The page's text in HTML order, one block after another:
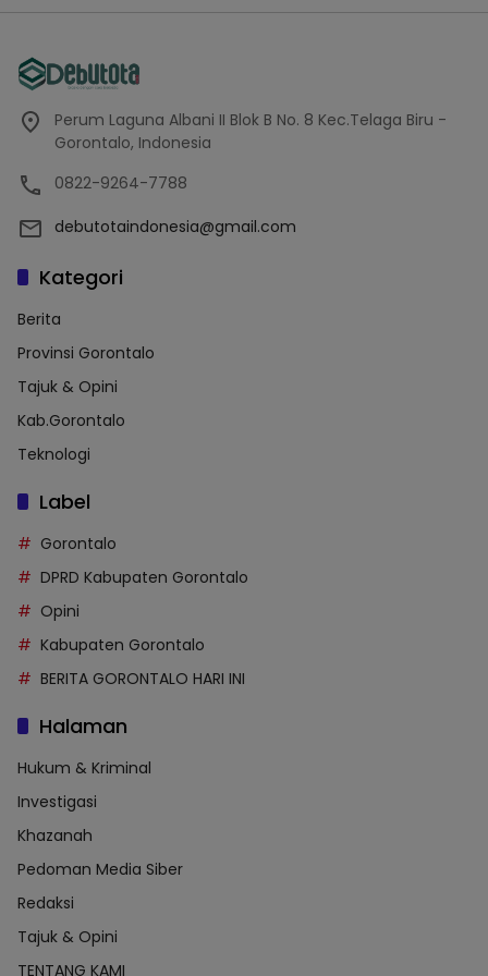
Perum Laguna Albani II Blok B No. 8 Kec.Telaga Biru -
Gorontalo, Indonesia
0822-9264-7788
debutotaindonesia@gmail.com
Kategori
Berita
Provinsi Gorontalo
Tajuk & Opini
Kab.Gorontalo
Teknologi
Label
Gorontalo
DPRD Kabupaten Gorontalo
Opini
Kabupaten Gorontalo
BERITA GORONTALO HARI INI
Halaman
Hukum & Kriminal
Investigasi
Khazanah
Pedoman Media Siber
Redaksi
Tajuk & Opini
TENTANG KAMI